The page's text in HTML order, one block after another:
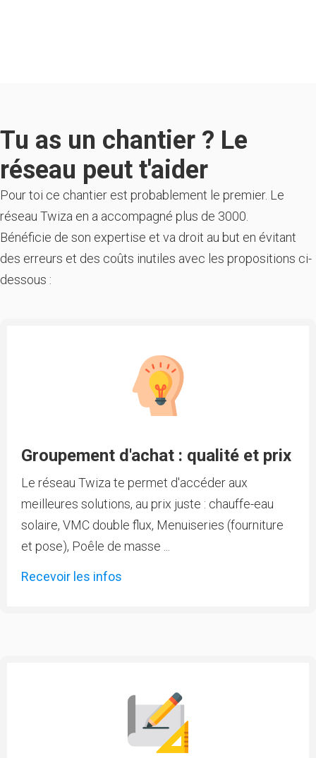
Tu as un chantier ? Le
réseau peut t'aider
Pour toi ce chantier est probablement le premier. Le
réseau Twiza en a accompagné plus de 3000.
Bénéficie de son expertise et va droit au but en évitant
des erreurs et des coûts inutiles avec les propositions ci-
dessous :
Groupement d'achat : qualité et prix
Le réseau Twiza te permet d'accéder aux
meilleures solutions, au prix juste : chauffe-eau
solaire, VMC double flux, Menuiseries (fourniture
et pose), Poêle de masse ...
Recevoir les infos